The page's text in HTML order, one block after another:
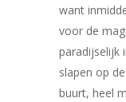
want
voor de
paradijselijk
slapen op
buurt, heel